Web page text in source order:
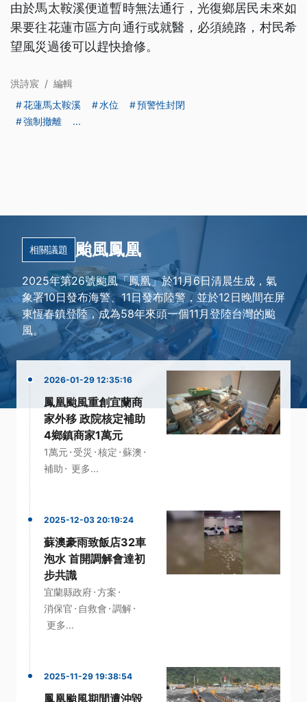
由於馬太鞍溪便道暫時無法通行，光復鄉居民未來如
果要往花蓮市區方向通行或就醫，必須繞路，村民希
望風災過後可以趕快搶修。
洪詩宸 / 編輯
花蓮馬太鞍溪
水位
預警性封閉
強制撤離
...
相關議題 颱風鳳凰
2025年第26號颱風「鳳凰」於11月6日清晨生成，氣
象署10日發布海警、11日發布陸警，並於12日晚間在屏
東恆春鎮登陸，成為58年來頭一個11月登陸台灣的颱
風。
2026-01-29 12:35:16
鳳凰颱風重創宜蘭商
家外移 政院核定補助
4鄉鎮商家1萬元
1萬元· 受災 ·核定 ·蘇澳 ·
補助 · 更多...
2025-12-03 20:19:24
蘇澳豪雨致飯店32車
泡水 首開調解會達初
步共識
宜蘭縣政府·方案 ·
消保官 · 自救會 ·調解·
更多...
2025-11-29 19:38:54
鳳凰颱風期間遭沖毀